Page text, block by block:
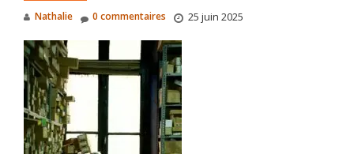
Nathalie 25 juin 2025
0 commentaires